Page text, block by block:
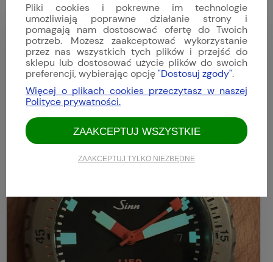
Bartek
Dodano: 2026-04-09
Opinia zweryfikowana
Pliki cookies i pokrewne im technologie
umożliwiają poprawne działanie strony i
pomagają nam dostosować ofertę do Twoich
potrzeb. Możesz zaakceptować wykorzystanie
przez nas wszystkich tych plików i przejść do
sklepu lub dostosować użycie plików do swoich
preferencji, wybierając opcję"Dostosuj zgody".
Więcej o plikach cookies przeczytasz w naszej
Polityce prywatności.
ZAAKCEPTUJ TYLKO NIEZBĘDNE
ZAAKCEPTUJ WSZYSTKIE